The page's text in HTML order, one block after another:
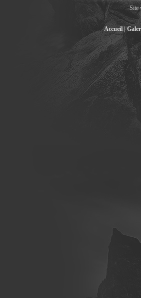
Site
Accueil |